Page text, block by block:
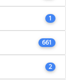
1
661
2